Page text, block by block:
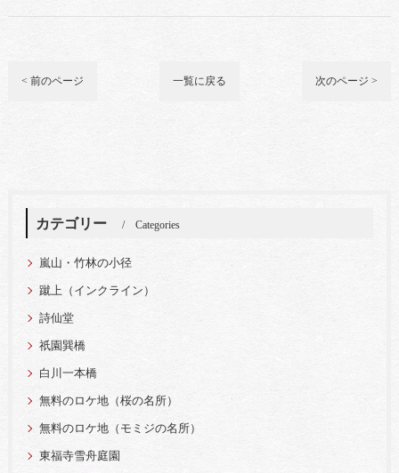
< 前のページ 一覧に戻る 次のページ >
カテゴリー Categories
嵐山・竹林の小径
蹴上（インクライン）
詩仙堂
祇園巽橋
白川一本橋
無料のロケ地（桜の名所）
無料のロケ地（モミジの名所）
東福寺雪舟庭園